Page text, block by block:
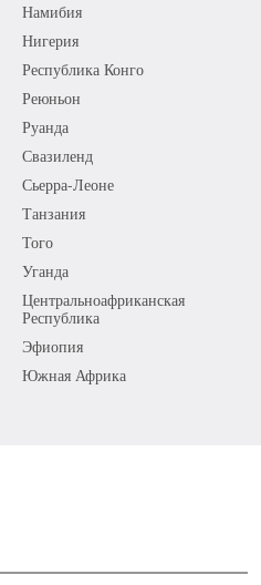
Намибия
Нигерия
Республика Конго
Реюньон
Руанда
Свазиленд
Сьерра-Леоне
Танзания
Того
Уганда
Центральноафриканская
Республика
Эфиопия
Южная Африка